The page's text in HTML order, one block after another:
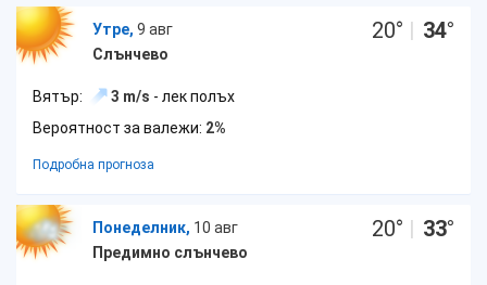
Утре, 9 авг
Слънчево
20° | 34°
Вятър: 3 m/s - лек полъх
Вероятност за валежи: 2%
Подробна прогноза
Понеделник, 10 авг
Предимно слънчево
20° | 33°